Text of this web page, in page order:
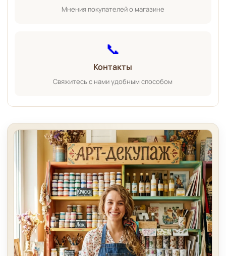
Мнения покупателей о магазине
📞
Контакты
Свяжитесь с нами удобным способом